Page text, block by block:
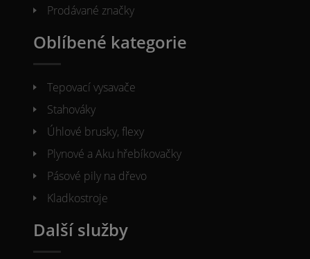
Prodávané značky
Oblíbené kategorie
Tepovací vysavače
Stahováky
Úhlové brusky, flexy
Plynové a Aku hřebíkovačky
Pásové pily na dřevo
Kladkostroje
Další služby